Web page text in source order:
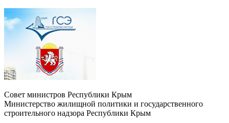
Совет министров Республики Крым
Министерство жилищной политики и государственного
строительного надзора Республики Крым